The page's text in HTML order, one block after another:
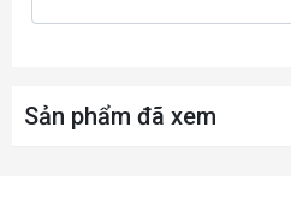
Sản phẩm đã xem